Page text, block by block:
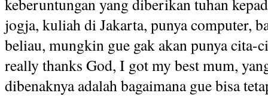
keberuntungan yang diberikan tuhan
jogja, kuliah di Jakarta, punya computer,
beliau, mungkin gue gak akan punya
really thanks God, I got my best mum,
dibenaknya adalah bagaimana gue bisa